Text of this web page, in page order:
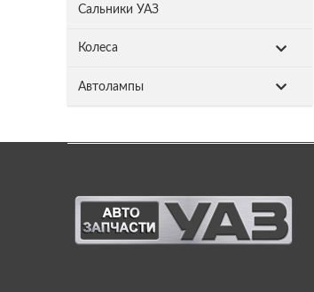
Сальники УАЗ
Колеса
Автолампы